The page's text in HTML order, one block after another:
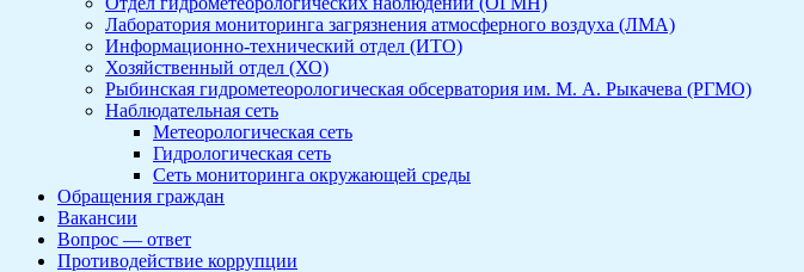
Лаборатория мониторинга загрязнения атмосферного воздуха (ЛМА)
Информационно-технический отдел (ИТО)
Хозяйственный отдел (ХО)
Рыбинская гидрометеорологическая обсерватория им. М. А. Рыкачева (РГМО)
Наблюдательная сеть
Метеорологическая сеть
Гидрологическая сеть
Сеть мониторинга окружающей среды
Обращения граждан
Вакансии
Вопрос — ответ
Противодействие коррупции